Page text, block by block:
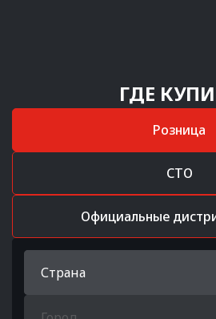
ГДЕ
Розница
СТО
Официальные
Страна